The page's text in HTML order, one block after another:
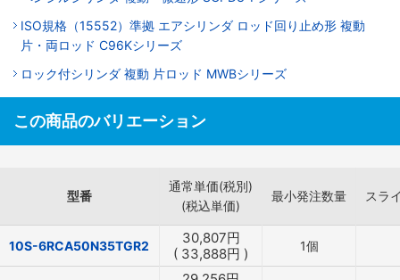
ISO規格（15552）準拠 エアシリンダ ロッド回り止め形 複動
片・両ロッド C96Kシリーズ
ロック付シリンダ 複動 片ロッド MWBシリーズ
この商品のバリエーション
型番
通常単価(税別)
(税込単価)
最小発注数量 スラ
10S-6RCA50N35TGR2 30,807円
( 33,888円 ) 1個